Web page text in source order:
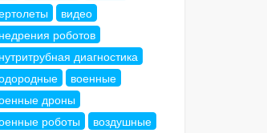
видео
роботов
диагностика
военные
дроны
роботы
воздушные